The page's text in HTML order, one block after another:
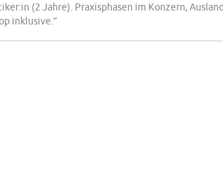
(2 Jahre). Praxisphasen im Konzern,
inklusive.”